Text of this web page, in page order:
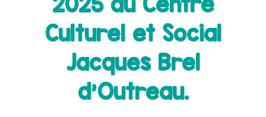
Culturel et Social
Jacques Brel
d’Outreau.